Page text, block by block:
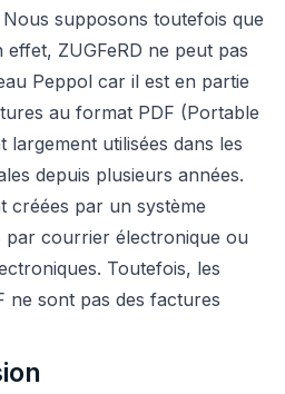
supposons toutefois que
ZUGFeRD ne peut pas
Peppol car il est en partie
au format PDF (Portable
largement utilisées dans les
depuis plusieurs années.
créées par un système
par courrier électronique ou
Toutefois, les
ne sont pas des factures